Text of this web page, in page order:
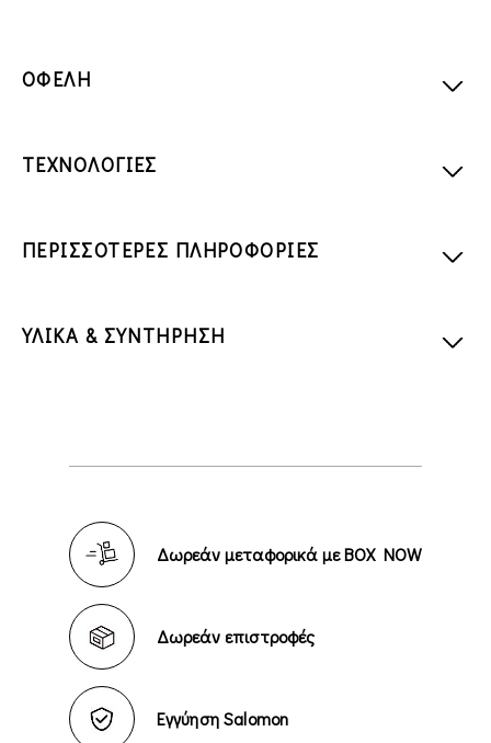
ΟΦΕΛΗ
ΤΕΧΝΟΛΟΓΙΕΣ
ΠΕΡΙΣΣΟΤΕΡΕΣ ΠΛΗΡΟΦΟΡΙΕΣ
ΥΛΙΚΑ & ΣΥΝΤΗΡΗΣΗ
Δωρεάν μεταφορικά με BOX NOW
Δωρεάν επιστροφές
Εγγύηση Salomon